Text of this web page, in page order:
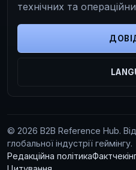
технічних та
© 2026 B2B Reference Hub.
глобальної індустрії геймінгу.
Редакційна політика